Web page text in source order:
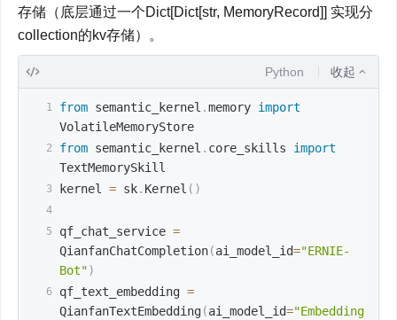
存储（底层通过一个Dict[Dict[str, MemoryRecord]] 实现分
collection的kv存储）。
Python 收起
from semantic_kernel .memory import
VolatileMemoryStore
from semantic_kernel . core_skills import
TextMemorySkill
kernel = sk. Kernel ( )
qf_chat_service =
QianfanChatCompletion(ai_model_id="ERNIE-
Bot")
qf_text_embedding =
QianfanTextEmbedding(ai_model_id="Embedding